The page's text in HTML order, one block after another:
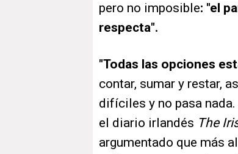
pero no imposible: "el
respecta".
"Todas las opciones
contar, sumar y restar,
difíciles y no pasa nada.
el diario irlandés The
argumentado que más